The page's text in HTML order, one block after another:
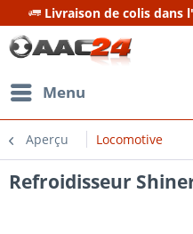
Livraison de colis dans
Menu
Aperçu Locomotive
Refroidisseur